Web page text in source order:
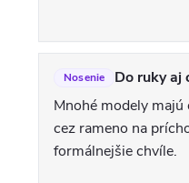
y
Nosenie
Do ruky aj
Mnohé modely
cez rameno na
formálnejšie chvíle.